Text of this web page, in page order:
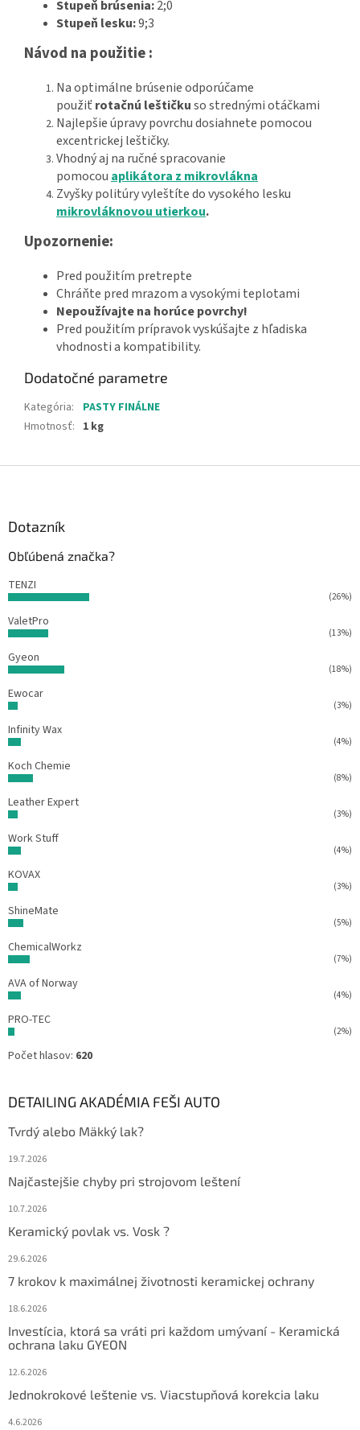
Stupeň brúsenia:2;0
Stupeň lesku:9;3
Návod na použitie :
Na optimálne brúsenie odporúčame
použiťrotačnú leštičkuso strednými otáčkami
Najlepšie úpravy povrchu dosiahnete pomocou
excentrickej leštičky.
Vhodný aj na ručné spracovanie
pomocou aplikátora z mikrovlákna
Zvyšky politúry vyleštíte do vysokého lesku
mikrovláknovou utierkou.
Upozornenie:
Pred použitím pretrepte
Chráňte pred mrazom a vysokými teplotami
Nepoužívajte na horúce povrchy!
Pred použitím prípravok vyskúšajte z hľadiska
vhodnosti a kompatibility.
Dodatočné parametre
Kategória:
PASTY FINÁLNE
Hmotnosť: 1 kg
Dotazník
Obľúbená značka?
TENZI
(26%)
ValetPro
(13%)
Gyeon
(18%)
Ewocar
(3%)
Infinity Wax
(4%)
Koch Chemie
(8%)
Leather Expert
(3%)
Work Stuff
(4%)
KOVAX
(3%)
ShineMate
(5%)
ChemicalWorkz
(7%)
AVA of Norway
(4%)
PRO-TEC
(2%)
Počet hlasov: 620
DETAILING AKADÉMIA FEŠI AUTO
Tvrdý alebo Mäkký lak?
19.7.2026
Najčastejšie chyby pri strojovom leštení
10.7.2026
Keramický povlak vs. Vosk ?
29.6.2026
7 krokov k maximálnej životnosti keramickej ochrany
18.6.2026
Investícia, ktorá sa vráti pri každom umývaní - Keramická
ochrana laku GYEON
12.6.2026
Jednokrokové leštenie vs. Viacstupňová korekcia laku
4.6.2026